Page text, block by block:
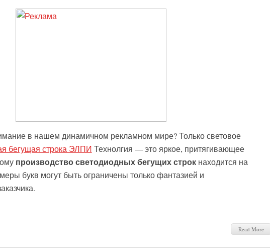
в нашем динамичном рекламном мире? Только световое
бегущая строка ЭЛПИ Технолгия — это яркое, притягивающее
производство светодиодных бегущих строкнаходится на
букв могут быть ограничены только фантазией и
Read More